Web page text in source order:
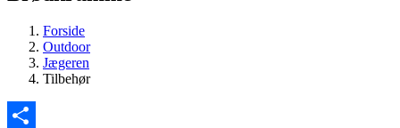
Forside
Outdoor
Jægeren
Tilbehør